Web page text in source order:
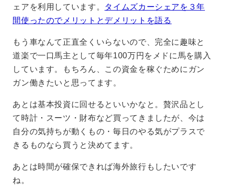
ェアを利用しています。 タイムズカーシェアを３年
間使ったのでメリットとデメリットを語る
もう車なんて正直全くいらないので、完全に趣味と
道楽で一口馬主として毎年100万円をメドに馬を購入
しています。もちろん、この資金を稼ぐためにガン
ガン働きたいと思ってます。
あとは基本投資に回せるといいかなと。贅沢品とし
て時計・スーツ・財布など買ってきましたが、今は
自分の気持ちが動くもの・毎日のやる気がプラスで
きるものなら買うと決めてます。
あとは時間が確保できれば海外旅行もしたいです
ね。